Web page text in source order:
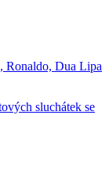
Ronaldo, Dua Lipa
sluchátek se